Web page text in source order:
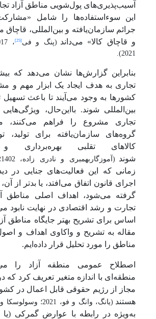
آسیب‌پذیری‌های پول‌شویی مناطق آزاد
این سوءاستفاده‌ها را شامل
جرائم سازمان‌یافته و بین‌المللی، قاچاق
و قاچاق کالا» می‌داند (پنگ و فی [25] ، 2017؛ سورناراجا
2021).
بنابراین گزارش‌ها نشان می‌دهد که
تجاری به هدف ایجاد یک ابزار مهم و
کشورها به وجود می‌آیند تا باعث
بین‌المللی شوند. بااین‌حال،
تجاری مشروع را فراهم می‌کنند،
گروه‌های سازمان‌یافته برای
کالاهای تقلبی بهره‌برداری و
شوند ( آموزگاربهمبری و نادری زاده، 1402
زمانی که این فعالیت‌های جنایی در
اجرای قانون اتفاق می‌افتد، یا بدتر از
گرفته می‌شود، اهداف اصلی مناطق
تجارت و رشد اقتصادی در نهایت نابود
اساس برای تشریح بهتر جایگاه مناطق
مقاله به تشریح و واکاوی اهداف و
مناطق را مورد تحلیل قرار داده‌ایم.
اصطلاح عمومی منطقه آزاد را
منطقه‌ای با اندازه متغیر تعریف کرد
مجاز از رژیم حقوقی قابل اعمال در
هستند (یانگ، وانگ و فو، 2021؛ وسولوسکا و همکاران، 2023)
به‌ویژه در رابطه با عوارض گمرکی (یا